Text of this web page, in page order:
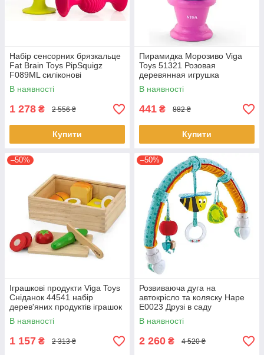
Набір сенсорних брязкальце
Fat Brain Toys PipSquigz
F089ML силіконові
брязкальця 3 шт
В наявності
1 278 ₴ 2 556 ₴
Купити
Пирамидка Морозиво Viga
Toys 51321 Розовая
деревянная игрушка
В наявності
441 ₴ 882 ₴
Купити
–50%
Іграшкові продукти Viga Toys
Сніданок 44541 набір
дерев'яних продуктів іграшок
В наявності
1 157 ₴ 2 313 ₴
–50%
Розвиваюча дуга на
автокрісло та коляску Hape
E0023 Друзі в саду
В наявності
2 260 ₴ 4 520 ₴